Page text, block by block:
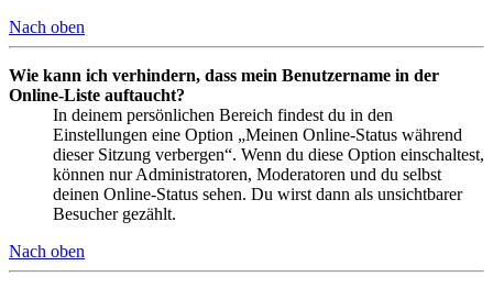
Nach oben
Wie kann ich verhindern, dass mein Benutzername in der
Online-Liste auftaucht?
In deinem persönlichen Bereich findest du in den
Einstellungen eine Option „Meinen Online-Status während
dieser Sitzung verbergen“. Wenn du diese Option einschaltest,
können nur Administratoren, Moderatoren und du selbst
deinen Online-Status sehen. Du wirst dann als unsichtbarer
Besucher gezählt.
Nach oben